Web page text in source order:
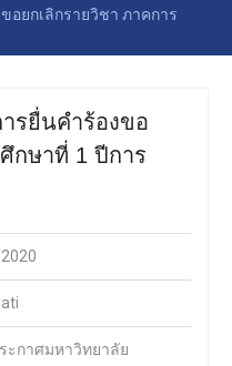
2569
าร
ร
ตร
การ
ยกเลิกรายวิชา ภาคการ
รยื่นคำร้องขอ
กษาที่ 1 ปีการ
ะกาศมหาวิทยาลัย